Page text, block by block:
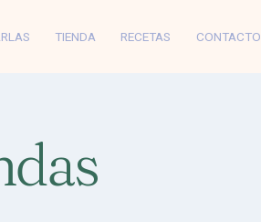
TIENDA RECETAS CONTACTO